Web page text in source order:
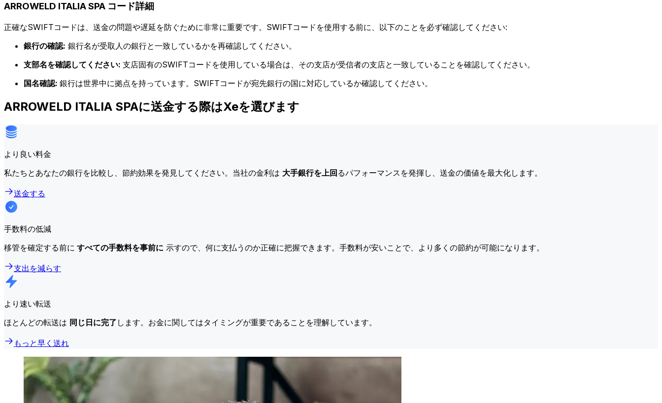
ARROWELD ITALIA SPA コード詳細
正確なSWIFTコードは、送金の問題や遅延を防ぐために非常に重要です。SWIFTコードを使用する前に、以下のことを必ず確認してください:
銀行の確認: 銀行名が受取人の銀行と一致しているかを再確認してください。
支部名を確認してください: 支店固有のSWIFTコードを使用している場合は、その支店が受信者の支店と一致していることを確認してください。
国名確認: 銀行は世界中に拠点を持っています。SWIFTコードが宛先銀行の国に対応しているか確認してください。
ARROWELD ITALIA SPAに送金する際はXeを選びます
より良い料金
私たちとあなたの銀行を比較し、節約効果を発見してください。当社の金利は 大手銀行を上回るパフォーマンスを発揮し、送金の価値を最大化します。
送金する
手数料の低減
移管を確定する前に すべての手数料を事前に 示すので、何に支払うのか正確に把握できます。手数料が安いことで、より多くの節約が可能になります。
支出を減らす
より速い転送
ほとんどの転送は 同じ日に完了 します。お金に関してはタイミングが重要であることを理解しています。
もっと早く送れ